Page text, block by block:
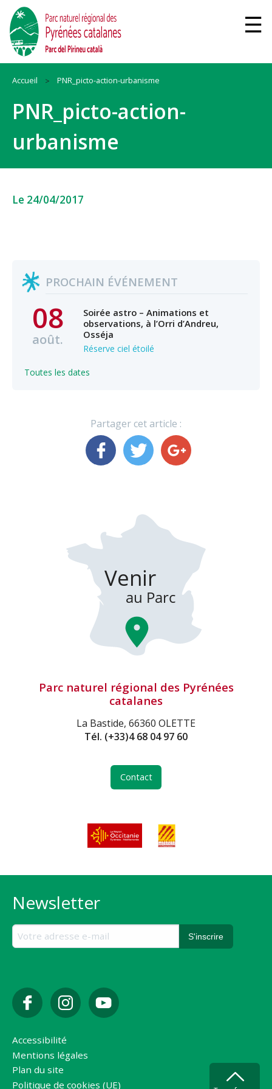
Accueil PNR_picto-action-urbanisme
PNR_picto-action-
urbanisme
Le 24/04/2017
PROCHAIN ÉVÉNEMENT
08
août.
Soirée astro – Animations et
observations, à l’Orri d’Andreu,
Osséja
Réserve ciel étoilé
Toutes les dates
Partager cet article :
Parc naturel régional des Pyrénées
catalanes
La Bastide, 66360 OLETTE
Tél. (+33)4 68 04 97 60
Contact
Newsletter
Accessibilité
Mentions légales
Plan du site
Politique de cookies (UE)